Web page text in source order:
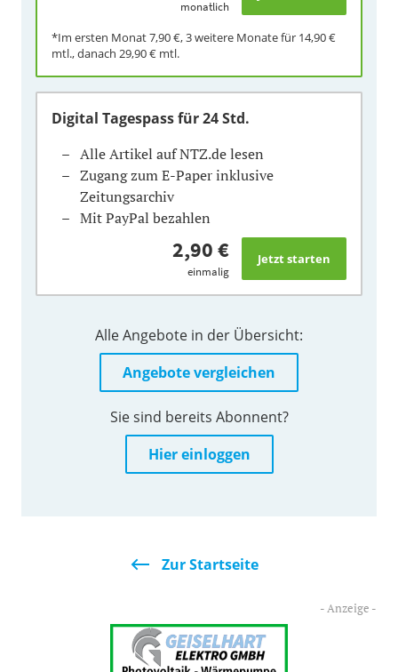
monatlich
*Im ersten Monat7,90 €, 3 weitere Monate für 14,90 €
mtl., danach 29,90 € mtl.
Digital Tagespassfür 24 Std.
Alle Artikel auf NTZ.de lesen
Zugang zum E-Paper inklusive
Zeitungsarchiv
Mit PayPal bezahlen
2,90 €
einmalig
Alle Angebote in der Übersicht:
Angebote vergleichen
Sie sind bereits Abonnent?
Hier einloggen
Zur Startseite